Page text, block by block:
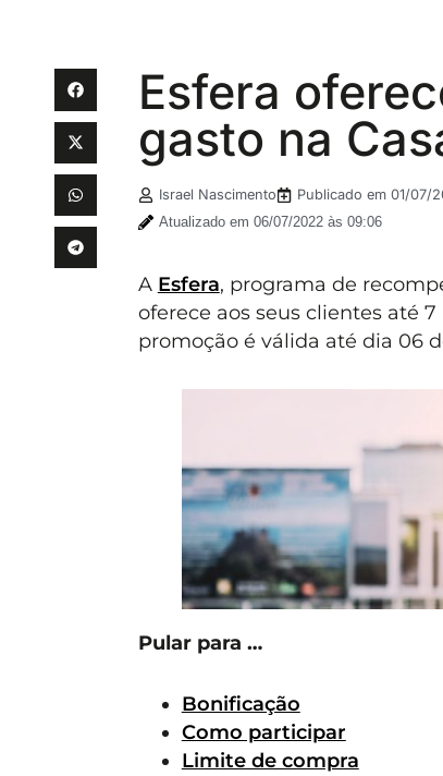
Esfera
gasto na
Israel Nascimento Publicado em 01/07/
Atualizado em 06/07/2022 às 09:06
A Esfera, programa de
oferece aos seus clientes até
promoção é válida até dia 06
Pular para …
Bonificação
Como participar
Limite de compra